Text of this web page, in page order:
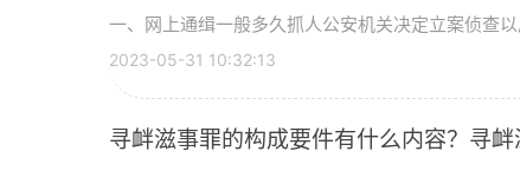
一、网上通缉一般多久抓人公安机关决定立案侦查
2023-05-31 10:32:13
寻衅滋事罪的构成要件有什么内容？寻